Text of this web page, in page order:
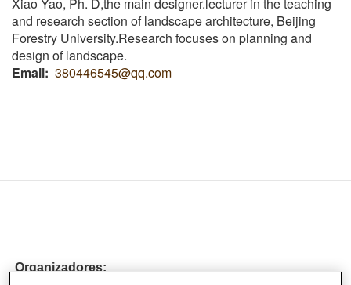
Xiao Yao, Ph. D,the main designer.lecturer in the teaching
and research section of landscape architecture, Beijing
Forestry University.Research focuses on planning and
design of landscape.
Email 380446545@qq.com
Organizadores: